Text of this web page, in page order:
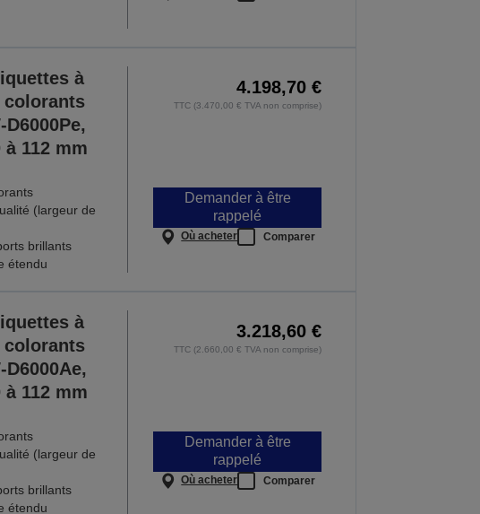
à
colorants
112 mm
(largeur de
brillants
étendu
4.198,70 €
TTC (3.470,00 € TVA non comprise)
Demander à être
rappelé
Où acheter Comparer
à
colorants
112 mm
(largeur de
brillants
étendu
3.218,60 €
TTC (2.660,00 € TVA non comprise)
Demander à être
rappelé
Où acheter Comparer